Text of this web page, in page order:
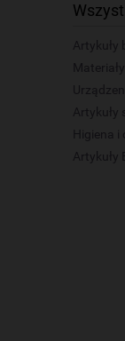
Artykuły
Artykuły
Higiena i
Artykuły